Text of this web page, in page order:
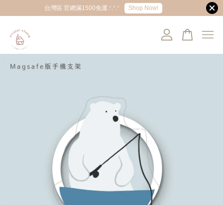
台灣區 官網滿1500免運.ᐟ.ᐟ.ᐟ Shop Now!
您的購物車目前還是空的。